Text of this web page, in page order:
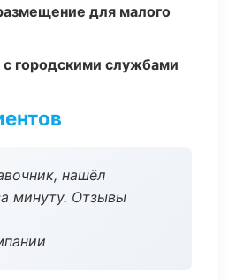
для малого
с городскими службами
нашёл
минуту. Отзывы